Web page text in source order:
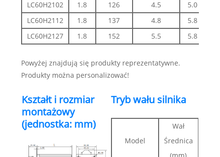
LC60H2102 1.8 126 4.5
5.0
LC60H2112
1.8 137 4.8
5.8
LC60H2127
1.8 152 5.5 5.8
Powyżej znajdują się produkty reprezentatywne.
Produkty można personalizować!
Kształt i rozmiar
montażowy
(jednostka: mm)
Tryb wału silnika
Model
Wał
Średnica